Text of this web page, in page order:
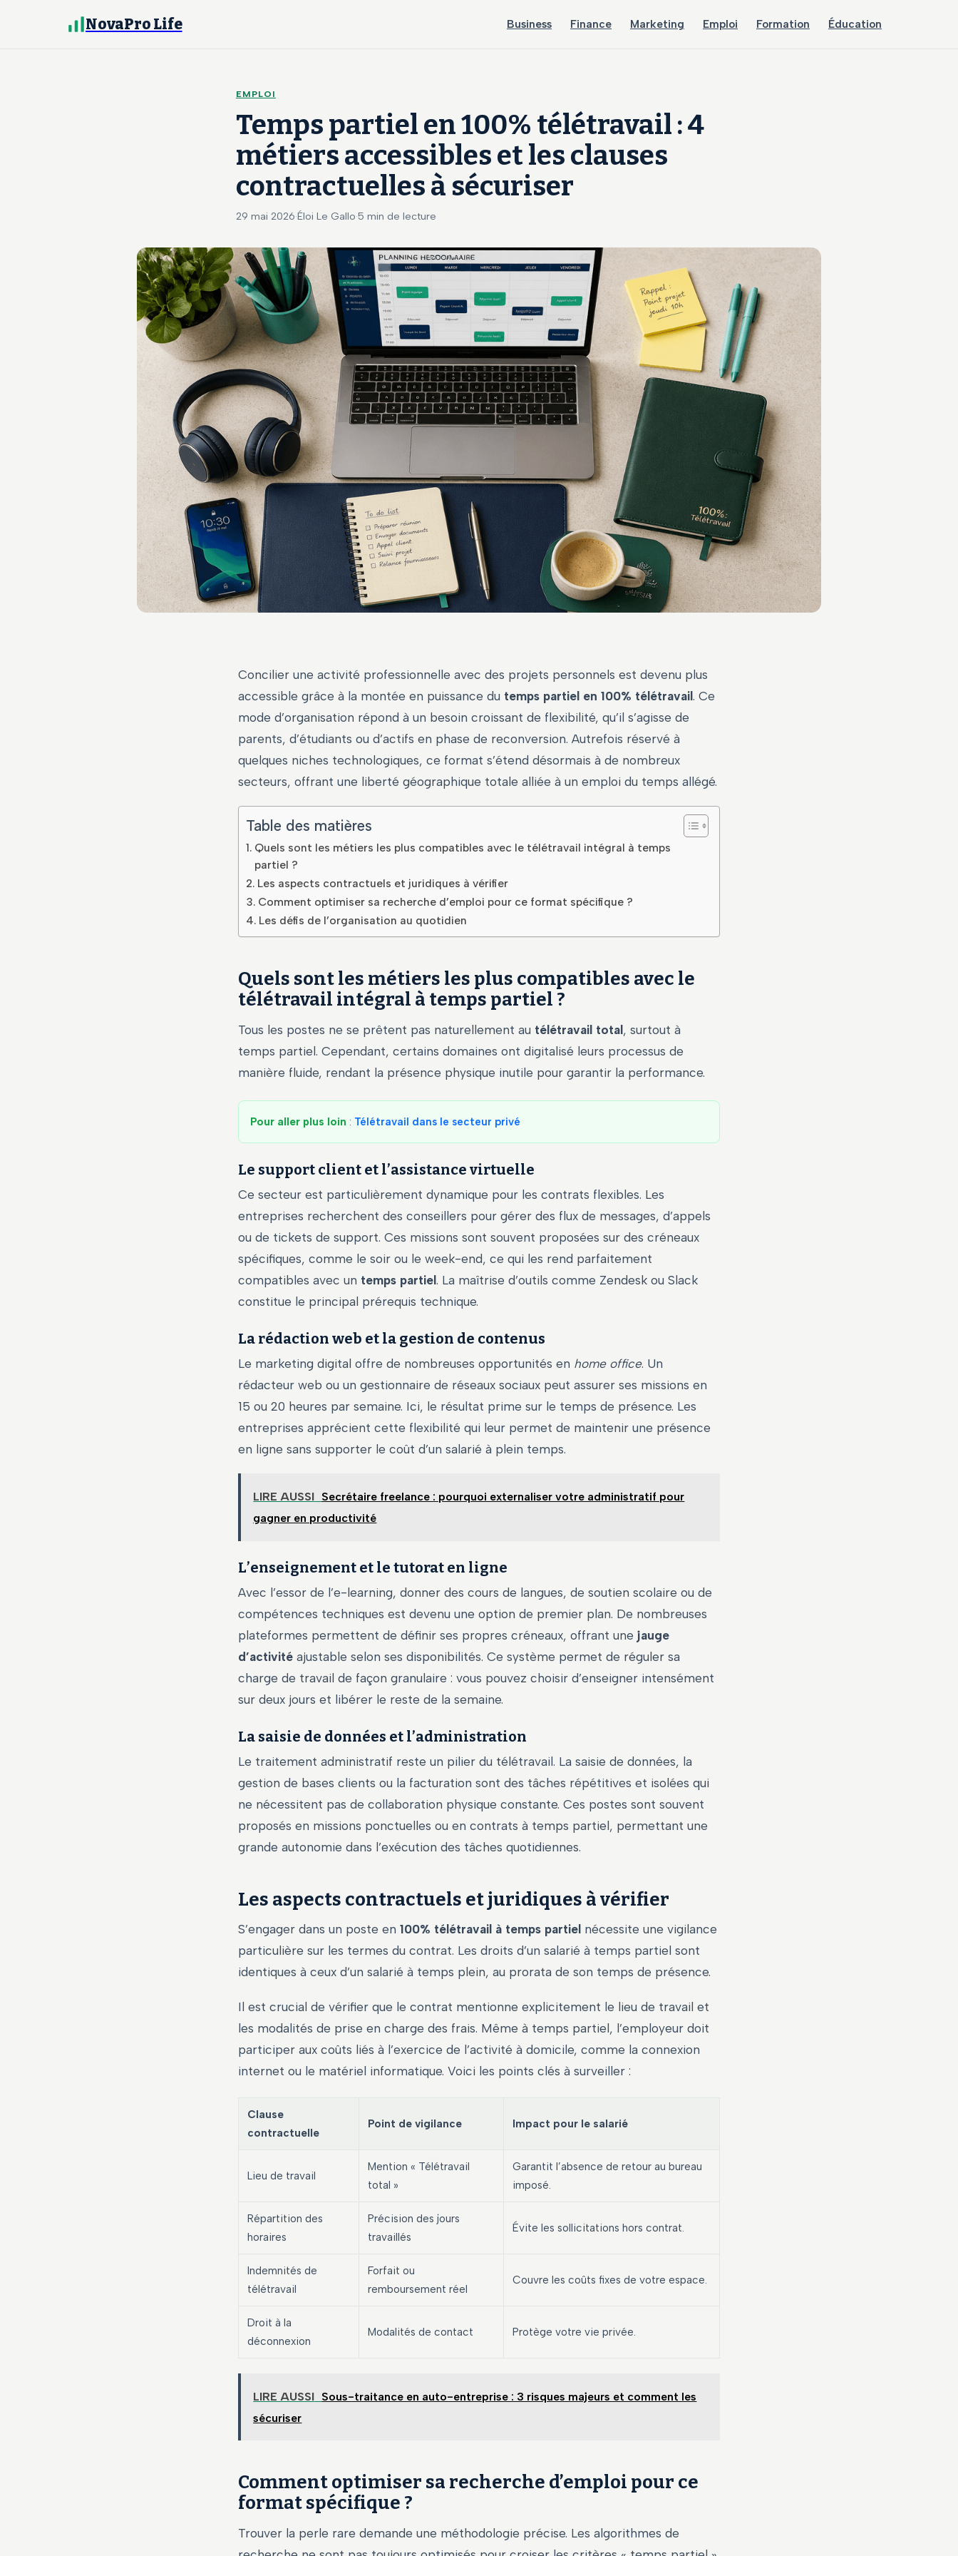
NovaPro Life Business Finance Marketing Emploi Formation Éducation
EMPLOI
Temps partiel en 100% télétravail : 4
métiers accessibles et les clauses
contractuelles à sécuriser
29 mai 2026·Éloi Le Gallo·5 min de lecture
Concilier une activité professionnelle avec des projets personnels est devenu plus
accessible grâce à la montée en puissance du temps partiel en 100% télétravail . Ce
mode d’organisation répond à un besoin croissant de flexibilité, qu’il s’agisse de
parents, d’étudiants ou d’actifs en phase de reconversion. Autrefois réservé à
quelques niches technologiques, ce format s’étend désormais à de nombreux
secteurs, offrant une liberté géographique totale alliée à un emploi du temps allégé.
Table des matières
Quels sont les métiers les plus compatibles avec le télétravail intégral à temps
partiel ?
Les aspects contractuels et juridiques à vérifier
Comment optimiser sa recherche d’emploi pour ce format spécifique ?
Les défis de l’organisation au quotidien
Quels sont les métiers les plus compatibles avec le
télétravail intégral à temps partiel ?
Tous les postes ne se prêtent pas naturellement au télétravail total, surtout à
temps partiel. Cependant, certains domaines ont digitalisé leurs processus de
manière fluide, rendant la présence physique inutile pour garantir la performance.
Pour aller plus loin : Télétravail dans le secteur privé
Le support client et l’assistance virtuelle
Ce secteur est particulièrement dynamique pour les contrats flexibles. Les
entreprises recherchent des conseillers pour gérer des flux de messages, d’appels
ou de tickets de support. Ces missions sont souvent proposées sur des créneaux
spécifiques, comme le soir ou le week-end, ce qui les rend parfaitement
compatibles avec un temps partiel. La maîtrise d’outils comme Zendesk ou Slack
constitue le principal prérequis technique.
La rédaction web et la gestion de contenus
Le marketing digital offre de nombreuses opportunités en home office. Un
rédacteur web ou un gestionnaire de réseaux sociaux peut assurer ses missions en
15 ou 20 heures par semaine. Ici, le résultat prime sur le temps de présence. Les
entreprises apprécient cette flexibilité qui leur permet de maintenir une présence
en ligne sans supporter le coût d’un salarié à plein temps.
LIRE AUSSI Secrétaire freelance : pourquoi externaliser votre administratif pour
gagner en productivité
L’enseignement et le tutorat en ligne
Avec l’essor de l’e-learning, donner des cours de langues, de soutien scolaire ou de
compétences techniques est devenu une option de premier plan. De nombreuses
plateformes permettent de définir ses propres créneaux, offrant une jauge
d’activité ajustable selon ses disponibilités. Ce système permet de réguler sa
charge de travail de façon granulaire : vous pouvez choisir d’enseigner intensément
sur deux jours et libérer le reste de la semaine.
La saisie de données et l’administration
Le traitement administratif reste un pilier du télétravail. La saisie de données, la
gestion de bases clients ou la facturation sont des tâches répétitives et isolées qui
ne nécessitent pas de collaboration physique constante. Ces postes sont souvent
proposés en missions ponctuelles ou en contrats à temps partiel, permettant une
grande autonomie dans l’exécution des tâches quotidiennes.
Les aspects contractuels et juridiques à vérifier
S’engager dans un poste en 100% télétravail à temps partiel nécessite une vigilance
particulière sur les termes du contrat. Les droits d’un salarié à temps partiel sont
identiques à ceux d’un salarié à temps plein, au prorata de son temps de présence.
Il est crucial de vérifier que le contrat mentionne explicitement le lieu de travail et
les modalités de prise en charge des frais. Même à temps partiel, l’employeur doit
participer aux coûts liés à l’exercice de l’activité à domicile, comme la connexion
internet ou le matériel informatique. Voici les points clés à surveiller :
Clause
contractuelle
Point de vigilance Impact pour le salarié
Lieu de travail
Mention « Télétravail
total »
Garantit l’absence de retour au bureau
imposé.
Répartition des
horaires
Précision des jours
travaillés
Évite les sollicitations hors contrat.
Indemnités de
télétravail
Forfait ou
remboursement réel
Couvre les coûts fixes de votre espace.
Droit à la
déconnexion
Modalités de contact Protège votre vie privée.
LIRE AUSSI Sous-traitance en auto-entreprise : 3 risques majeurs et comment les
sécuriser
Comment optimiser sa recherche d’emploi pour ce
format spécifique ?
Trouver la perle rare demande une méthodologie précise. Les algorithmes de